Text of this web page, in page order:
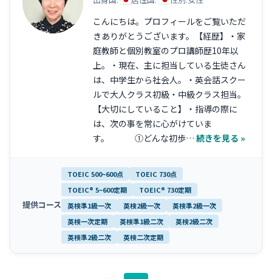
こんにちは。プロフィールをご覧いただ
きありがとうございます。【経歴】・家
庭教師と個別教室のプロ講師歴10年以
上。・現在、主に担当している生徒さん
は、中学生から社会人。・英会話スクー
ルで大人クラス初級・中級クラス担当。
【大切にしていること】・指導の際に
は、次の事を常に心がけていま
す。 ①どんな初歩… 続きを見る »
提供コース